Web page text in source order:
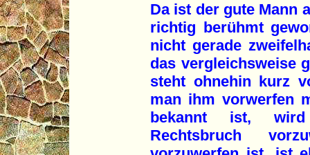
Da ist der gute Mann
richtig berühmt
nicht gerade
das vergleichsweise
steht ohnehin kurz
man ihm vorwerfen
bekannt ist,
Rechtsbruch